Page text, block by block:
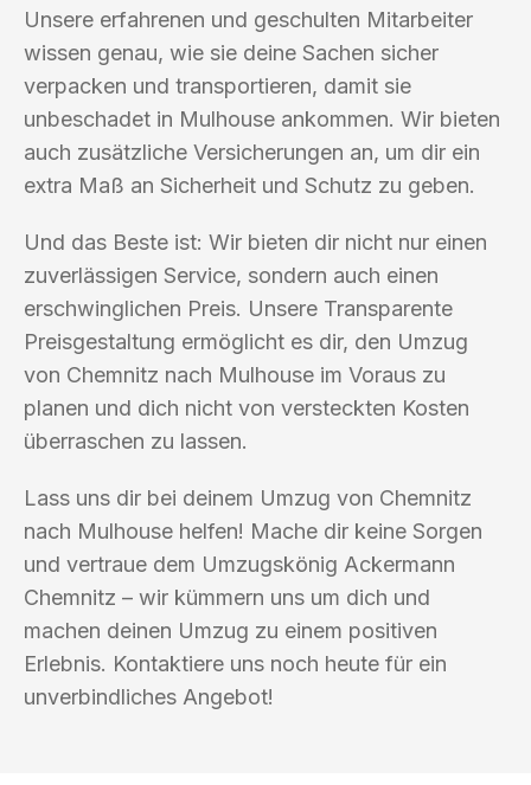
Unsere erfahrenen und geschulten Mitarbeiter
wissen genau, wie sie deine Sachen sicher
verpacken und transportieren, damit sie
unbeschadet in Mulhouse ankommen. Wir bieten
auch zusätzliche Versicherungen an, um dir ein
extra Maß an Sicherheit und Schutz zu geben.
Und das Beste ist: Wir bieten dir nicht nur einen
zuverlässigen Service, sondern auch einen
erschwinglichen Preis. Unsere Transparente
Preisgestaltung ermöglicht es dir, den Umzug
von Chemnitz nach Mulhouse im Voraus zu
planen und dich nicht von versteckten Kosten
überraschen zu lassen.
Lass uns dir bei deinem Umzug von Chemnitz
nach Mulhouse helfen! Mache dir keine Sorgen
und vertraue dem Umzugskönig Ackermann
Chemnitz – wir kümmern uns um dich und
machen deinen Umzug zu einem positiven
Erlebnis. Kontaktiere uns noch heute für ein
unverbindliches Angebot!